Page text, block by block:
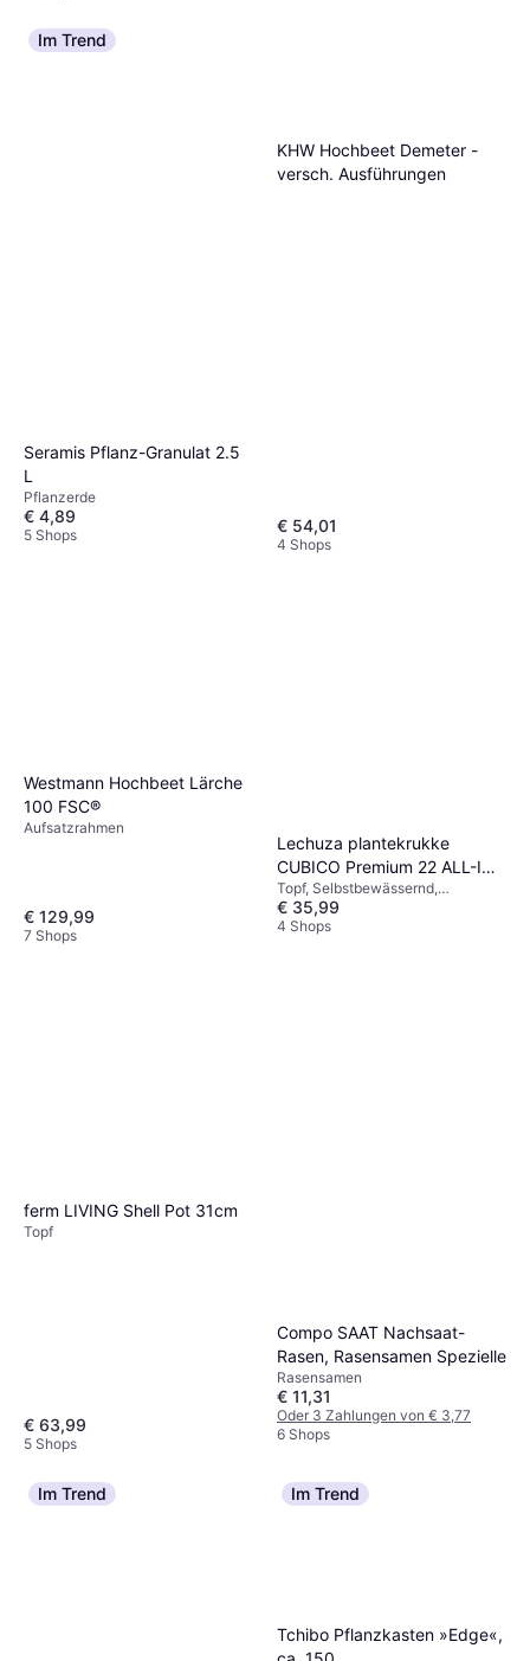
Im Trend
Seramis Pflanz-Granulat 2.5
L
Pflanzerde
€ 4,89
5 Shops
KHW Hochbeet Demeter -
versch. Ausführungen
€ 54,01
4 Shops
Westmann Hochbeet Lärche
100 FSC®
Aufsatzrahmen
€ 129,99
7 Shops
Lechuza plantekrukke
CUBICO Premium 22 ALL-IN-
ONE højglans
Topf, Selbstbewässernd,
Kunststoff
€ 35,99
4 Shops
ferm LIVING Shell Pot 31cm
Topf
€ 63,99
5 Shops
Compo SAAT Nachsaat-
Rasen, Rasensamen Spezielle
Rasensamen
€ 11,31
Oder 3 Zahlungen von € 3,77
6 Shops
Im Trend Im Trend
Tchibo Pflanzkasten »Edge«,